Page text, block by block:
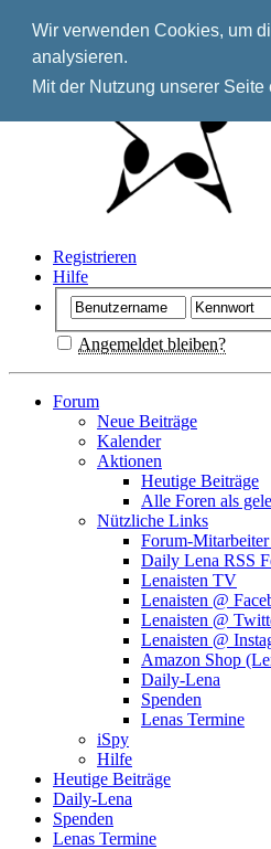
Wir verwenden Cookies, um
analysieren.
Mit der Nutzung unserer
Registrieren
Hilfe
Angemeldet bleiben?
Forum
Neue Beiträge
Kalender
Aktionen
Heutige Beiträge
Alle Foren als
Nützliche Links
Forum-Mitarbeiter
Daily Lena RSS
Lenaisten TV
Lenaisten @
Lenaisten @
Lenaisten @
Amazon Shop
Daily-Lena
Spenden
Lenas Termine
iSpy
Hilfe
Heutige Beiträge
Daily-Lena
Spenden
Lenas Termine